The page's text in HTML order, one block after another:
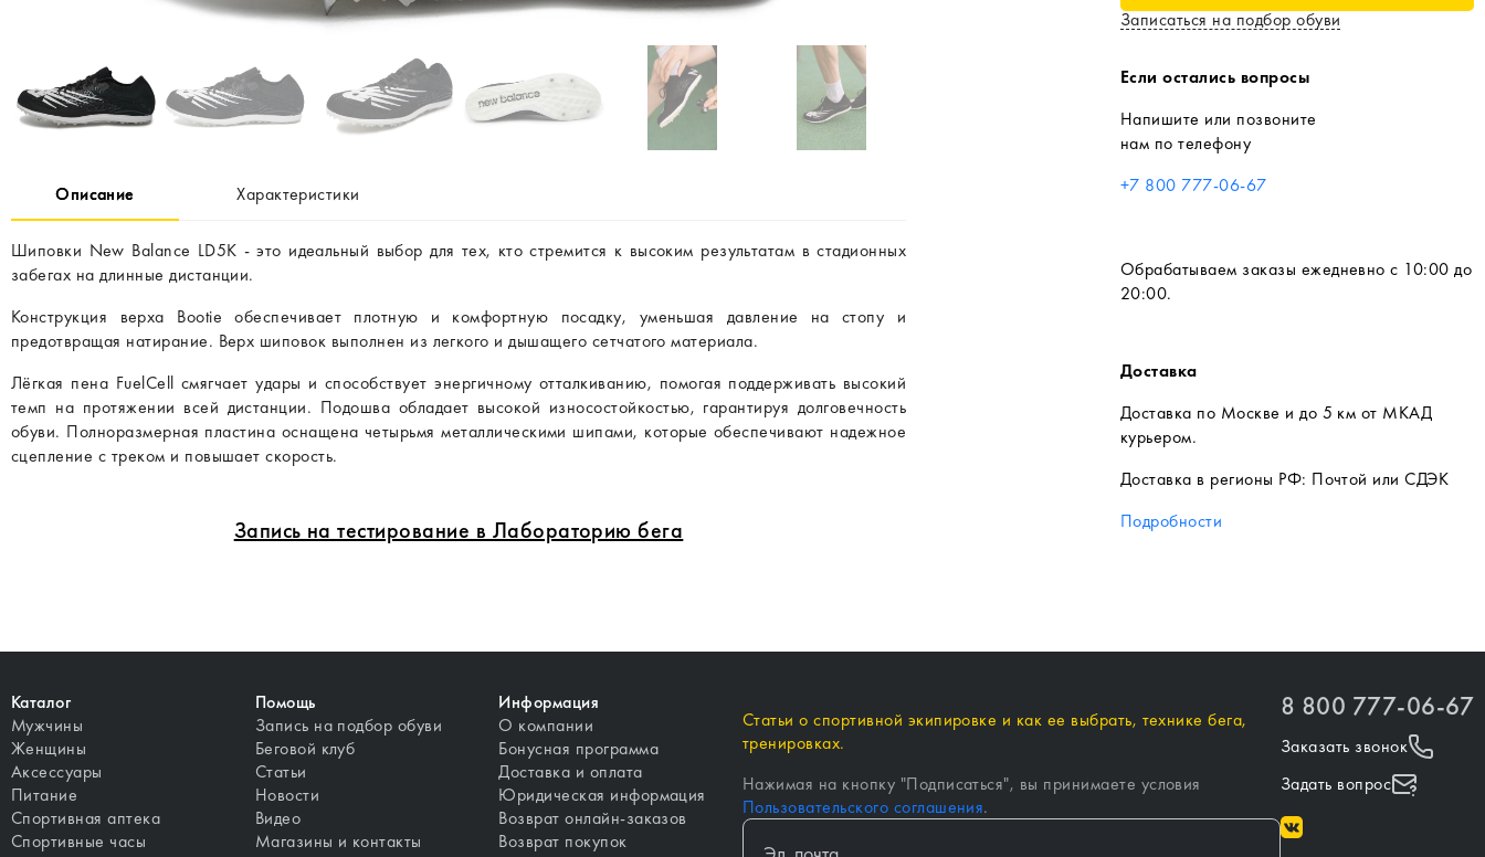
Описание Характеристики
Шиповки New Balance LD5K - это идеальный выбор для тех, кто стремится к высоким результатам в стадионных
забегах на длинные дистанции.
Конструкция верха Bootie обеспечивает плотную и комфортную посадку, уменьшая давление на стопу и
предотвращая натирание. Верх шиповок выполнен из легкого и дышащего сетчатого материала.
Лёгкая пена FuelCell смягчает удары и способствует энергичному отталкиванию, помогая поддерживать высокий
темп на протяжении всей дистанции. Подошва обладает высокой износостойкостью, гарантируя долговечность
обуви. Полноразмерная пластина оснащена четырьмя металлическими шипами, которые обеспечивают надежное
сцепление с треком и повышает скорость.
Запись на тестирование в Лабораторию бега
Записаться на подбор обуви
Если остались вопросы
Напишите или позвоните
нам по телефону
+7 800 777-06-67
Обрабатываем заказы ежедневно с 10:00 до
20:00.
Доставка
Доставка по Москве и до 5 км от МКАД
курьером.
Доставка в регионы РФ: Почтой или СДЭК
Подробности
Каталог
Мужчины
Женщины
Аксессуары
Питание
Спортивная аптека
Спортивные часы
Помощь
Запись на подбор обуви
Беговой клуб
Статьи
Новости
Видео
Магазины и контакты
Информация
О компании
Бонусная программа
Доставка и оплата
Юридическая информация
Возврат онлайн-заказов
Возврат покупок
Статьи о спортивной экипировке и как ее выбрать, технике бега,
тренировках.
Нажимая на кнопку "Подписаться", вы принимаете условия
Пользовательского соглашения.
8 800 777-06-67
Заказать звонок
Задать вопрос